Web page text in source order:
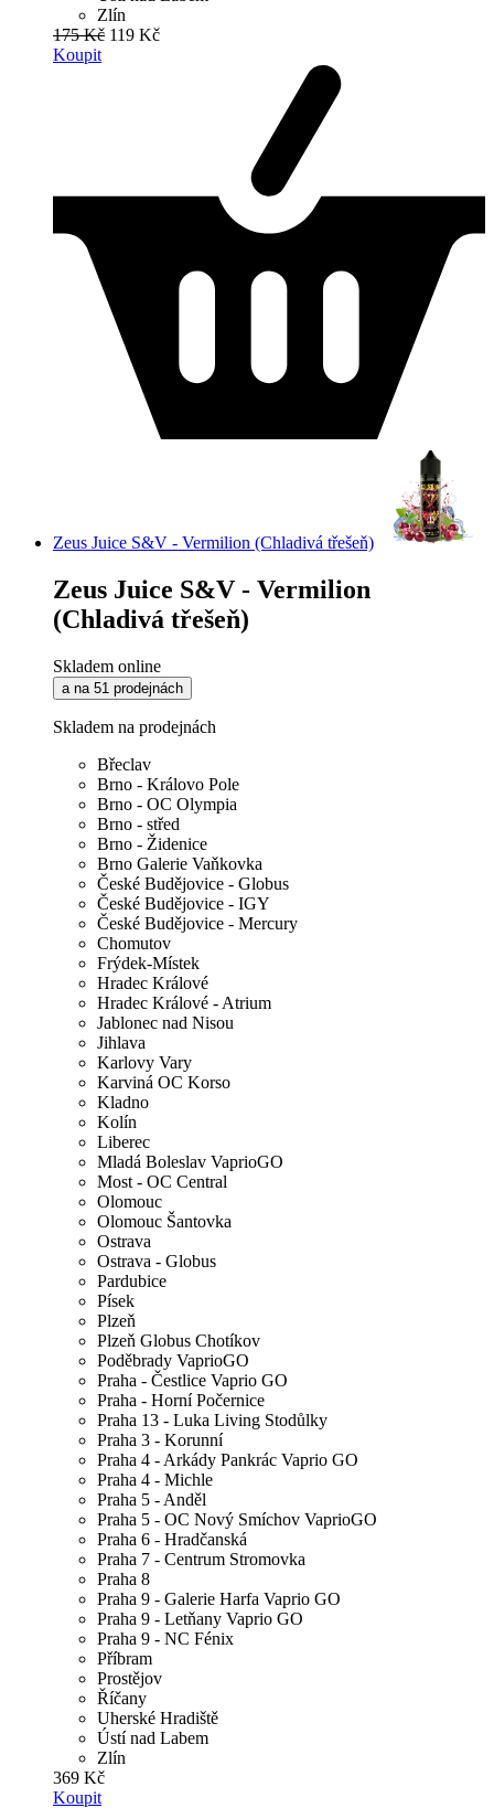
Zlín
175 Kč 119 Kč
Koupit
Zeus Juice S&V - Vermilion (Chladivá třešeň)
Zeus Juice S&V - Vermilion
(Chladivá třešeň)
Skladem online
a na 51 prodejnách
Skladem na prodejnách
Břeclav
Brno - Královo Pole
Brno - OC Olympia
Brno - střed
Brno - Židenice
Brno Galerie Vaňkovka
České Budějovice - Globus
České Budějovice - IGY
České Budějovice - Mercury
Chomutov
Frýdek-Místek
Hradec Králové
Hradec Králové - Atrium
Jablonec nad Nisou
Jihlava
Karlovy Vary
Karviná OC Korso
Kladno
Kolín
Liberec
Mladá Boleslav VaprioGO
Most - OC Central
Olomouc
Olomouc Šantovka
Ostrava
Ostrava - Globus
Pardubice
Písek
Plzeň
Plzeň Globus Chotíkov
Poděbrady VaprioGO
Praha - Čestlice Vaprio GO
Praha - Horní Počernice
Praha 13 - Luka Living Stodůlky
Praha 3 - Korunní
Praha 4 - Arkády Pankrác Vaprio GO
Praha 4 - Michle
Praha 5 - Anděl
Praha 5 - OC Nový Smíchov VaprioGO
Praha 6 - Hradčanská
Praha 7 - Centrum Stromovka
Praha 8
Praha 9 - Galerie Harfa Vaprio GO
Praha 9 - Letňany Vaprio GO
Praha 9 - NC Fénix
Příbram
Prostějov
Říčany
Uherské Hradiště
Ústí nad Labem
Zlín
369 Kč
Koupit